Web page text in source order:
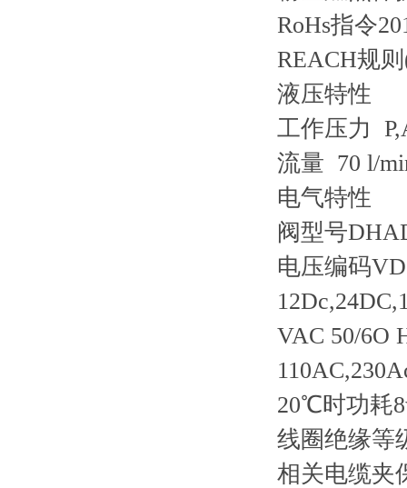
RoHs指令
REACH规则
液压特性
工作压力
流量 70 l/
电气特性
阀型号DHA
电压编码
VAC 50/6O
20℃时功耗
线圈绝缘等
相关电缆夹